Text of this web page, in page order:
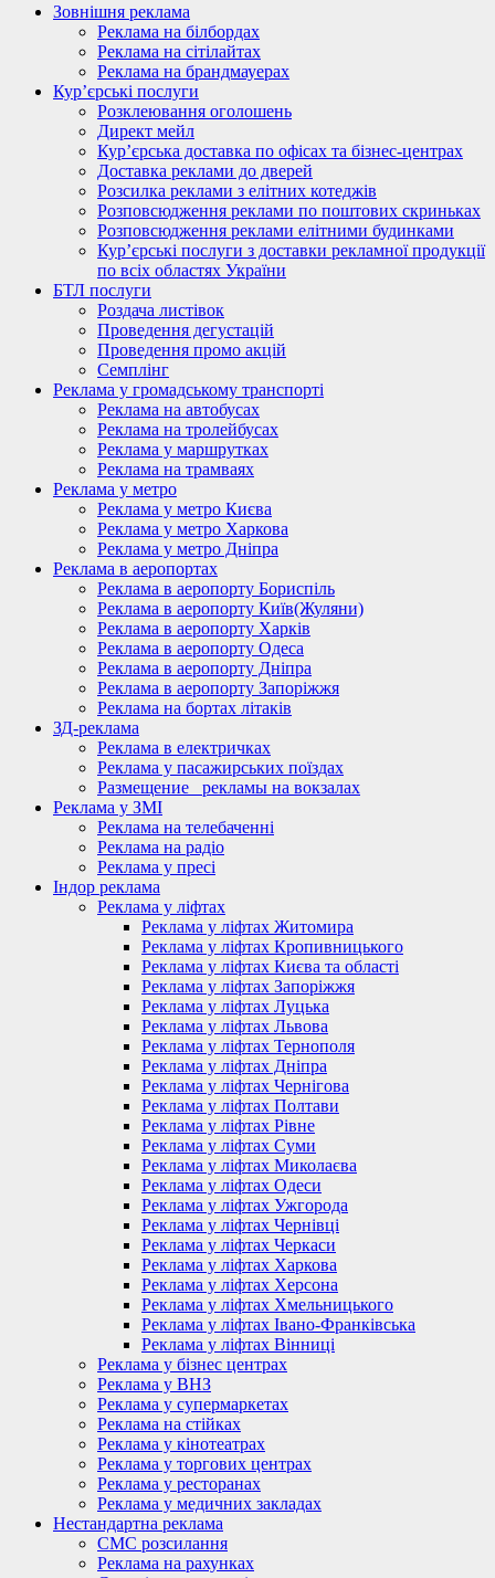
Зовнішня реклама
Реклама на білбордах
Реклама на сітілайтах
Реклама на брандмауерах
Кур’єрські послуги
Розклеювання оголошень
Директ мейл
Кур’єрська доставка по офісах та бізнес-центрах
Доставка реклами до дверей
Розсилка реклами з елітних котеджів
Розповсюдження реклами по поштових скриньках
Розповсюдження реклами елітними будинками
Кур’єрські послуги з доставки рекламної продукції
по всіх областях України
БТЛ послуги
Роздача листівок
Проведення дегустацій
Проведення промо акцій
Семплінг
Реклама у громадському транспорті
Реклама на автобусах
Реклама на тролейбусах
Реклама у маршрутках
Реклама на трамваях
Реклама у метро
Реклама у метро Києва
Реклама у метро Харкова
Реклама у метро Дніпра
Реклама в аеропортах
Реклама в аеропорту Бориспіль
Реклама в аеропорту Київ(Жуляни)
Реклама в аеропорту Харків
Реклама в аеропорту Одеса
Реклама в аеропорту Дніпра
Реклама в аеропорту Запоріжжя
Реклама на бортах літаків
ЗД-реклама
Реклама в електричках
Реклама у пасажирських поїздах
Размещение_ рекламы на вокзалах
Реклама у ЗМІ
Реклама на телебаченні
Реклама на радіо
Реклама у пресі
Індор реклама
Реклама у ліфтах
Реклама у ліфтах Житомира
Реклама у ліфтах Кропивницького
Реклама у ліфтах Києва та області
Реклама у ліфтах Запоріжжя
Реклама у ліфтах Луцька
Реклама у ліфтах Львова
Реклама у ліфтах Тернополя
Реклама у ліфтах Дніпра
Реклама у ліфтах Чернігова
Реклама у ліфтах Полтави
Реклама у ліфтах Рівне
Реклама у ліфтах Суми
Реклама у ліфтах Миколаєва
Реклама у ліфтах Одеси
Реклама у ліфтах Ужгорода
Реклама у ліфтах Чернівці
Реклама у ліфтах Черкаси
Реклама у ліфтах Харкова
Реклама у ліфтах Херсона
Реклама у ліфтах Хмельницького
Реклама у ліфтах Івано-Франківська
Реклама у ліфтах Вінниці
Реклама у бізнес центрах
Реклама у ВНЗ
Реклама у супермаркетах
Реклама на стійках
Реклама у кінотеатрах
Реклама у торгових центрах
Реклама у ресторанах
Реклама у медичних закладах
Нестандартна реклама
СМС розсилання
Реклама на рахунках